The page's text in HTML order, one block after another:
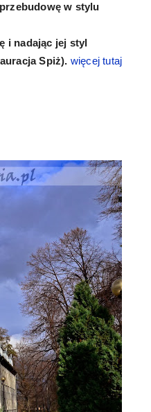
w stylu
i nadając jej styl
Spiż). więcej tutaj